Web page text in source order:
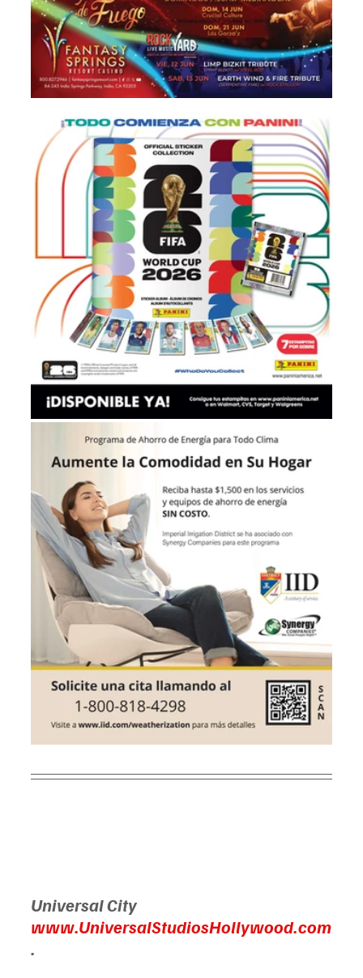
Universal City
www.UniversalStudiosHollywood.com
.